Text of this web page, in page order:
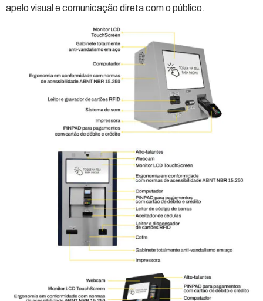
apelo visual e comunicação direta com o público.